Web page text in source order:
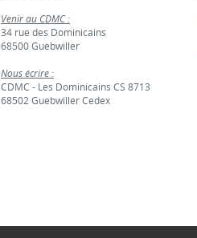
Venir au CDMC :
34 rue des Dominicains
68500 Guebwiller
Nous écrire :
CDMC - Les Dominicains CS 8713
68502 Guebwiller Cedex